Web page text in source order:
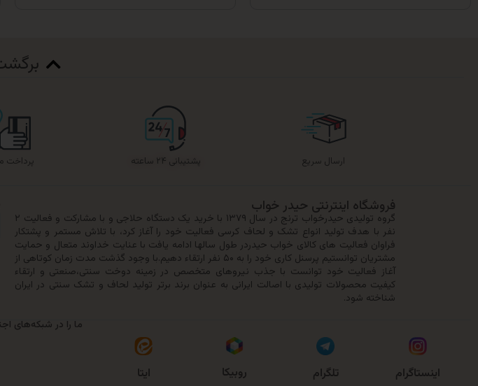
ارسال سریع پشتیبانی ۲۴ ساعته پرداخت
فروشگاه اینترنتی حیدر خواب
گروه تولیدی حیدرخواب ترنج در سال ۱۳۷۹ با خرید یک دستگاه حلاجی و با مشارکت و فعالیت ۲
نفر با هدف تولید انواع تشک و لحاف کرسی فعالیت خود را آغاز کرد، با تلاش مستمر و پشتکار
فراوان فعالیت های کالای خواب حیدردر طول سالها ادامه یافت با عنایت خداوند متعال و حمایت
مشتریان توانستیم پرسنل کاری خود را به ۵۰ نفر ارتقاء دهیم.با وجود گذشت مدت زمان کوتاهی از
آغاز فعالیت خود توانست با جذب نیروهای متخصص در زمینه دوخت سنتی،صنعتی و ارتقاء
کیفیت محصولات تولیدی با اصالت ایرانی به عنوان برند برتر تولید لحاف و تشک سنتی در ایران
شناخته شود.
ما را در شبکه‌های
اینستاگرام تلگرام روبیکا ایتا